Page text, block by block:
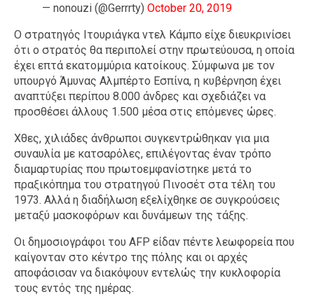
— nonouzi (@Gerrrty) October 20, 2019
Ο στρατηγός Ιτουριάγκα ντελ Κάμπο είχε διευκρινίσει
ότι ο στρατός θα περιπολεί στην πρωτεύουσα, η οποία
έχει επτά εκατομμύρια κατοίκους. Σύμφωνα με τον
υπουργό Άμυνας Αλμπέρτο Εσπίνα, η κυβέρνηση έχει
αναπτύξει περίπου 8.000 άνδρες και σχεδιάζει να
προσθέσει άλλους 1.500 μέσα στις επόμενες ώρες.
Χθες, χιλιάδες άνθρωποι συγκεντρώθηκαν για μια
συναυλία με κατσαρόλες, επιλέγοντας έναν τρόπο
διαμαρτυρίας που πρωτοεμφανίστηκε μετά το
πραξικόπημα του στρατηγού Πινοσέτ στα τέλη του
1973. Αλλά η διαδήλωση εξελίχθηκε σε συγκρούσεις
μεταξύ μασκοφόρων και δυνάμεων της τάξης.
Οι δημοσιογράφοι του AFP είδαν πέντε λεωφορεία που
καίγονταν στο κέντρο της πόλης και οι αρχές
αποφάσισαν να διακόψουν εντελώς την κυκλοφορία
τους εντός της ημέρας.